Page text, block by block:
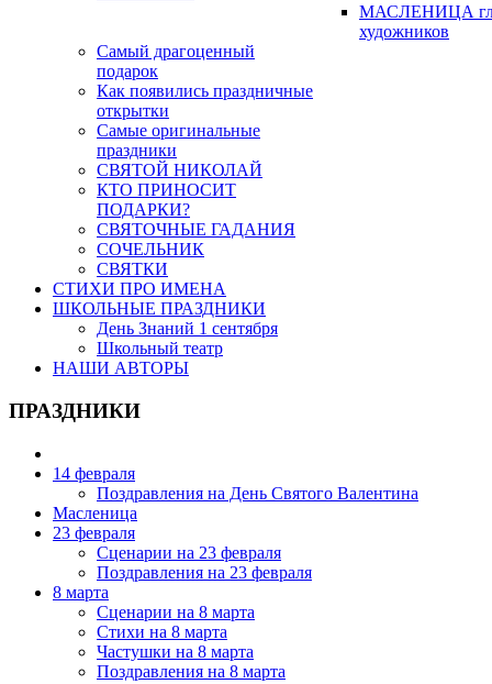
МАСЛЕНИЦА
художников
Самый драгоценный
подарок
Как появились праздничные
открытки
Самые оригинальные
праздники
СВЯТОЙ НИКОЛАЙ
КТО ПРИНОСИТ
ПОДАРКИ?
СВЯТОЧНЫЕ ГАДАНИЯ
СОЧЕЛЬНИК
СВЯТКИ
СТИХИ ПРО ИМЕНА
ШКОЛЬНЫЕ ПРАЗДНИКИ
День Знаний 1 сентября
Школьный театр
НАШИ АВТОРЫ
ПРАЗДНИКИ
14 февраля
Поздравления на День Святого Валентина
Масленица
23 февраля
Сценарии на 23 февраля
Поздравления на 23 февраля
8 марта
Сценарии на 8 марта
Стихи на 8 марта
Частушки на 8 марта
Поздравления на 8 марта